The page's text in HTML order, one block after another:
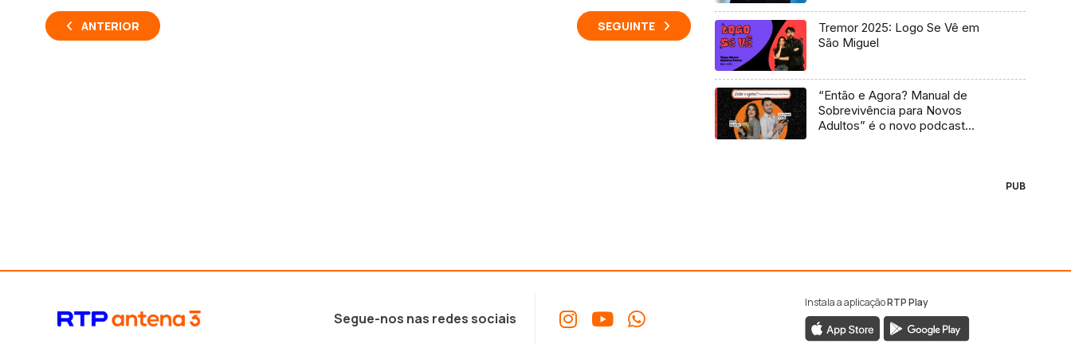
ANTERIOR SEGUINTE
Tremor 2025: Logo Se Vê em
São Miguel
“Então e Agora? Manual de
Sobrevivência para Novos
Adultos” é o novo podcast
PUB
Segue-nos nas redes sociais
Instala a aplicaçãoRTP Play